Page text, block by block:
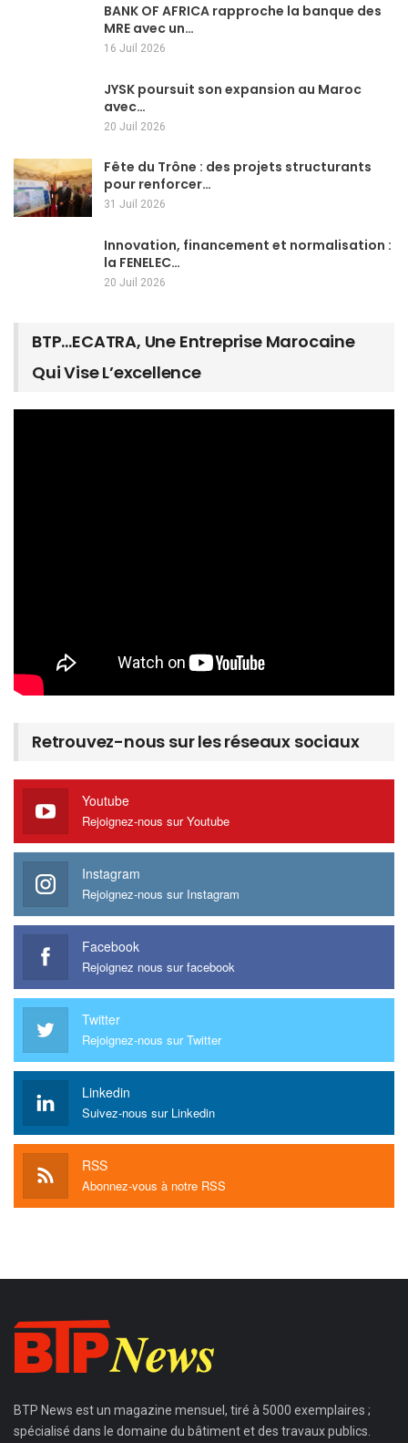
BANK OF AFRICA rapproche la banque des
MRE avec un…
16 Juil 2026
JYSK poursuit son expansion au Maroc
avec…
20 Juil 2026
Fête du Trône : des projets structurants
pour renforcer…
31 Juil 2026
Innovation, financement et normalisation :
la FENELEC…
20 Juil 2026
BTP…ECATRA, Une Entreprise Marocaine
Qui Vise L’excellence
Retrouvez-nous sur les réseaux sociaux
Youtube
Rejoignez-nous sur Youtube
Instagram
Rejoignez-nous sur Instagram
Facebook
Rejoignez nous sur facebook
Twitter
Rejoignez-nous sur Twitter
Linkedin
Suivez-nous sur Linkedin
RSS
Abonnez-vous à notre RSS
BTP News est un magazine mensuel, tiré à 5000 exemplaires ;
spécialisé dans le domaine du bâtiment et des travaux publics.